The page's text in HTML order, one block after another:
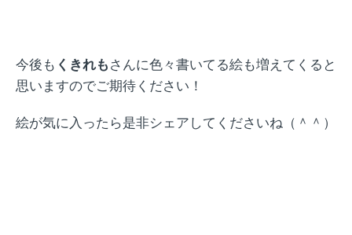
今後も くきれもさんに色々書いてる絵も増えてくると
思いますのでご期待ください！
絵が気に入ったら是非シェアしてくださいね（＾＾）